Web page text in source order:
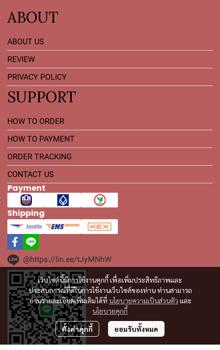
เว็บไซต์นี้มีการใช้งานคุกกี้ เพื่อเพิ่มประสิทธิภาพและ
ประสบการณ์ที่ดีในการใช้งานเว็บไซต์ของท่าน ท่านสามารถ
อ่านรายละเอียดเพิ่มเติมได้ที่ นโยบายความเป็นส่วนตัว และ
นโยบายคุกกี้
ตั้งค่าคุกกี้ ยอมรับทั้งหมด
ABOUT
ABOUT US
REVIEW
PRIVACY POLICY
SUPPORT
HOW TO ORDER
HOW TO PAYMENT
ORDER TRACKING
CONTACT US
Payment
Shipping
@https://lin.ee/tJyMNhW